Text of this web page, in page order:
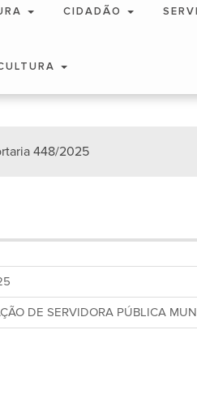
CIDADÃO
448/2025
DE SERVIDORA PÚBLICA